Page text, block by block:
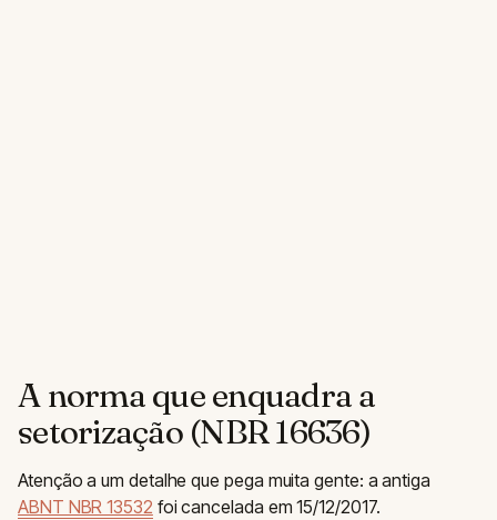
A norma que enquadra a
setorização (NBR 16636)
Atenção a um detalhe que pega muita gente: a antiga
ABNT NBR 13532 foi cancelada em 15/12/2017.